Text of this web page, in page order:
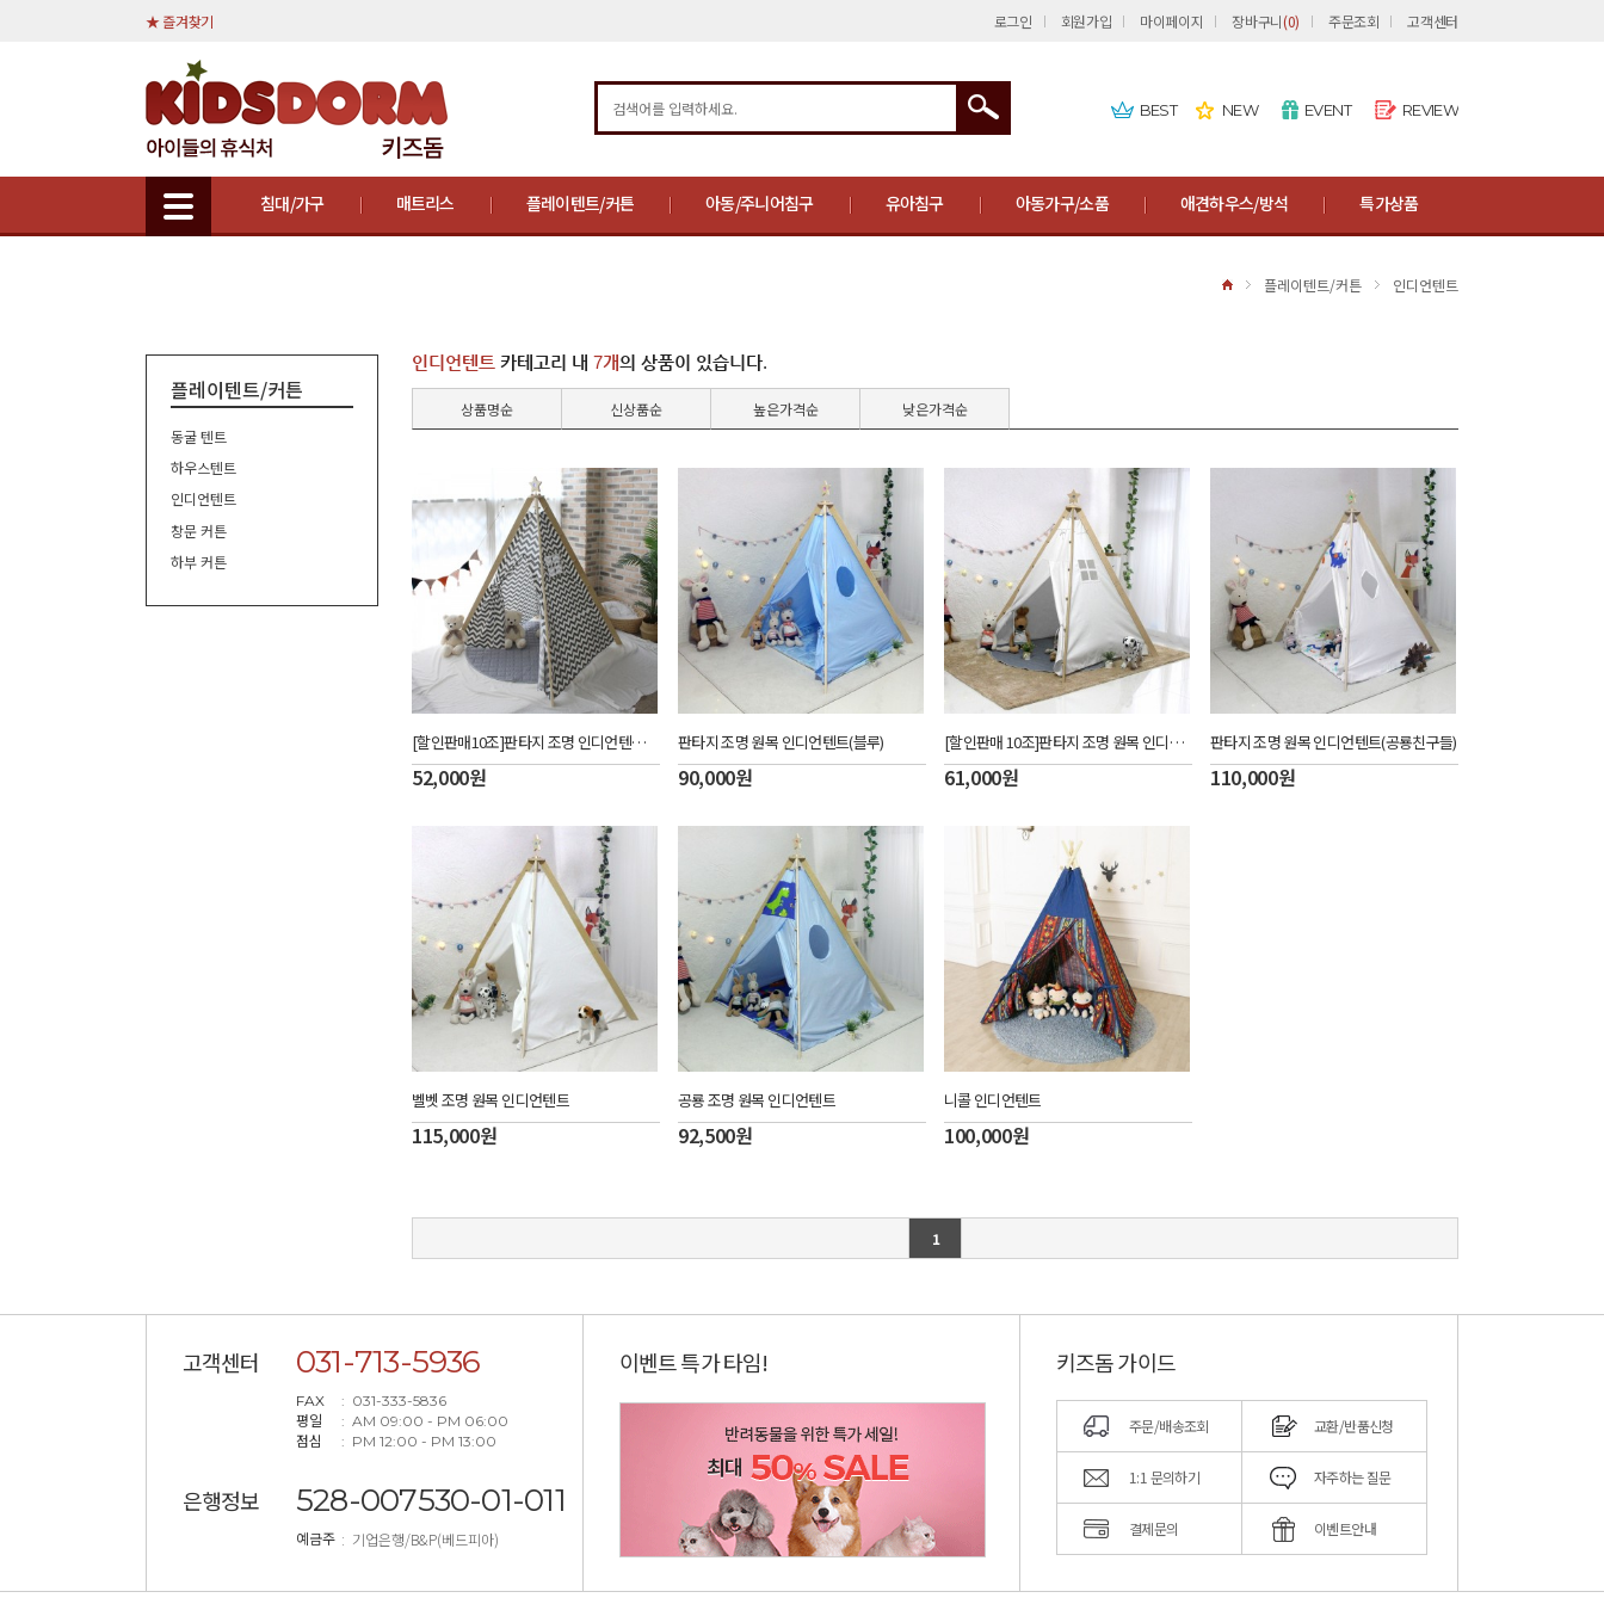
★ 즐겨찾기 로그인 회원가입 마이페이지 장바구니(0) 주문조회 고객센터
BEST NEW EVENT REVIEW
침대/가구 매트리스 플레이텐트/커튼 아동/주니어침구 유아침구 아동가구/소품 애견하우스/방석 특가상품
플레이텐트/커튼 인디언텐트
플레이텐트/커튼
동굴 텐트
하우스텐트
인디언텐트
창문 커튼
하부 커튼
인디언텐트 카테고리 내 7개의 상품이 있습니다.
상품명순 신상품순 높은가격순 낮은가격순
[할인판매10조]판타지 조명 인디언텐트(지그재그)
52,000원
판타지 조명 원목 인디언텐트(블루)
90,000원
[할인판매 10조]판타지 조명 원목 인디언텐트(크림화이트)
61,000원
판타지 조명 원목 인디언텐트(공룡친구들)
110,000원
벨벳 조명 원목 인디언텐트
115,000원
공룡 조명 원목 인디언텐트
92,500원
니콜 인디언텐트
100,000원
1
고객센터 031-713-5936
FAX
: 031-333-5836
평일
: AM 09:00 - PM 06:00
점심
: PM 12:00 - PM 13:00
은행정보 528-007530-01-011
예금주 : 기업은행/B&P(베드피아)
이벤트 특가 타임! 키즈돔 가이드
주문/배송조회 교환/반품신청
1:1 문의하기 자주하는 질문
결제문의 이벤트안내